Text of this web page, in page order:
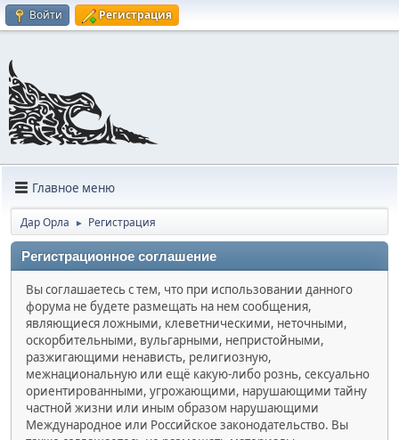
Войти Регистрация
Главное меню
Дар Орла ► Регистрация
Регистрационное соглашение
Вы соглашаетесь с тем, что при использовании данного
форума не будете размещать на нем сообщения,
являющиеся ложными, клеветническими, неточными,
оскорбительными, вульгарными, непристойными,
разжигающими ненависть, религиозную,
межнациональную или ещё какую-либо рознь, сексуально
ориентированными, угрожающими, нарушающими тайну
частной жизни или иным образом нарушающими
Международное или Российское законодательство. Вы